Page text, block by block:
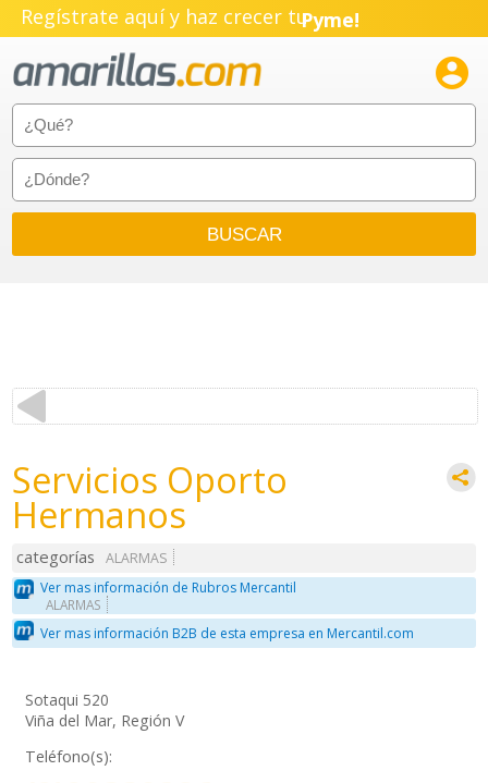
Regístrate aquí y haz crecer tuPyme!
Emprendimiento!

Servicios Oporto
Hermanos
categorías
ALARMAS
Ver mas información de Rubros Mercantil
ALARMAS
Ver mas información B2B de esta empresa en Mercantil.com
Sotaqui 520
Viña del Mar, Región V
Teléfono(s):